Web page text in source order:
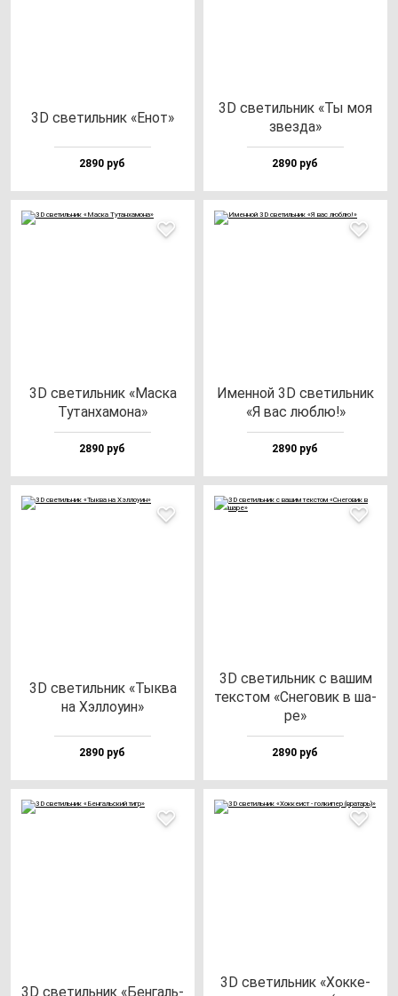
3D све­тиль­ник «Енот»
2890 руб
3D све­тиль­ник «Ты моя
звез­да»
2890 руб
3D све­тиль­ник «Мас­ка
Тутан­ха­мо­на»
2890 руб
Имен­ной 3D све­тиль­ник
«Я вас люб­лю!»
2890 руб
3D све­тиль­ник «Тык­ва
на Хэл­ло­уин»
2890 руб
3D све­тиль­ник с ва­шим
тек­стом «Сне­го­вик в ша­
ре»
2890 руб
3D све­тиль­ник «Бен­галь­
3D све­тиль­ник «Хок­ке­